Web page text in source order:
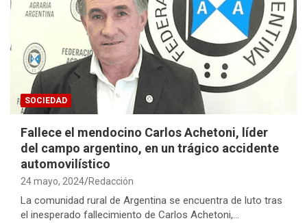
SOCIEDAD
Fallece el mendocino Carlos Achetoni, líder
del campo argentino, en un trágico accidente
automovilístico
24 mayo, 2024 Redacción
La comunidad rural de Argentina se encuentra de luto tras
el inesperado fallecimiento de Carlos Achetoni,…